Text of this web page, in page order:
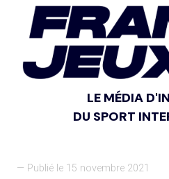
LE MÉDIA
DU SPORT
— Publié le 15 novembre 2021